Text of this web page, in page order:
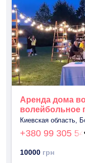
Аренда дома
волейбольное
Киевская область,
+380 99 305 54
10000 грн